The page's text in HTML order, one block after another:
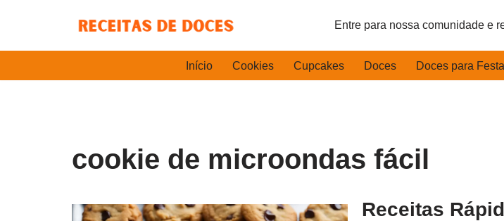
Entre para nossa comunidade e
Início Cookies Cupcakes Doces Doces para
cookie de microondas fácil
Receitas